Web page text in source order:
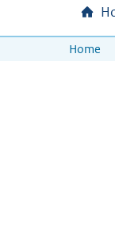
Hoofdnavigatie
U
Home